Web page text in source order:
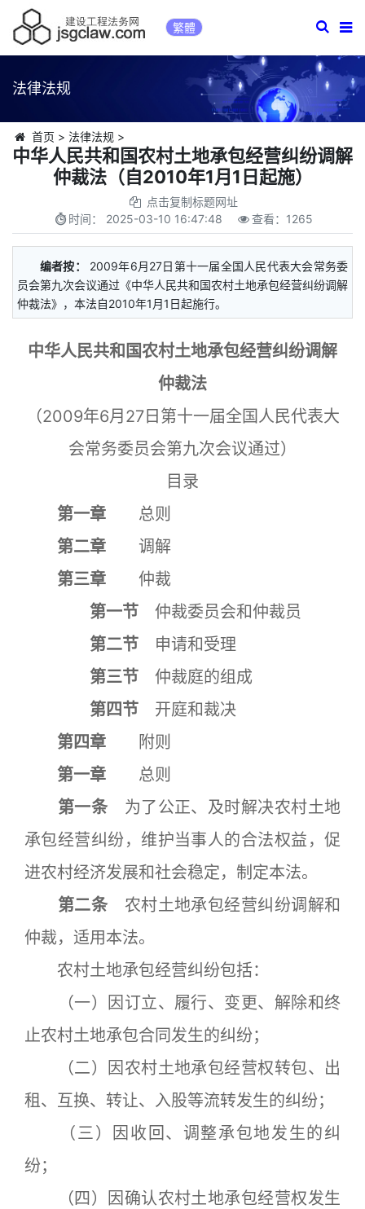
繁體
法律法规
首页 > 法律法规 >
中华人民共和国农村土地承包经营纠纷调解
仲裁法（自2010年1月1日起施）
点击复制标题网址
时间： 2025-03-10 16:47:48 查看： 1265
编者按：
2009年6月27日第十一届全国人民代表大会常务委
员会第九次会议通过《中华人民共和国农村土地承包经营纠纷调解
仲裁法》，本法自2010年1月1日起施行。
中华人民共和国农村土地承包经营纠纷调解
仲裁法
（2009年6月27日第十一届全国人民代表大
会常务委员会第九次会议通过）
目录
第一章 总则
第二章 调解
第三章 仲裁
第一节 仲裁委员会和仲裁员
第二节 申请和受理
第三节 仲裁庭的组成
第四节 开庭和裁决
第四章 附则
第一章 总则
第一条 为了公正、及时解决农村土地
承包经营纠纷，维护当事人的合法权益，促
进农村经济发展和社会稳定，制定本法。
第二条 农村土地承包经营纠纷调解和
仲裁，适用本法。
农村土地承包经营纠纷包括：
（一）因订立、履行、变更、解除和终
止农村土地承包合同发生的纠纷；
（二）因农村土地承包经营权转包、出
租、互换、转让、入股等流转发生的纠纷；
（三）因收回、调整承包地发生的纠
纷；
（四）因确认农村土地承包经营权发生